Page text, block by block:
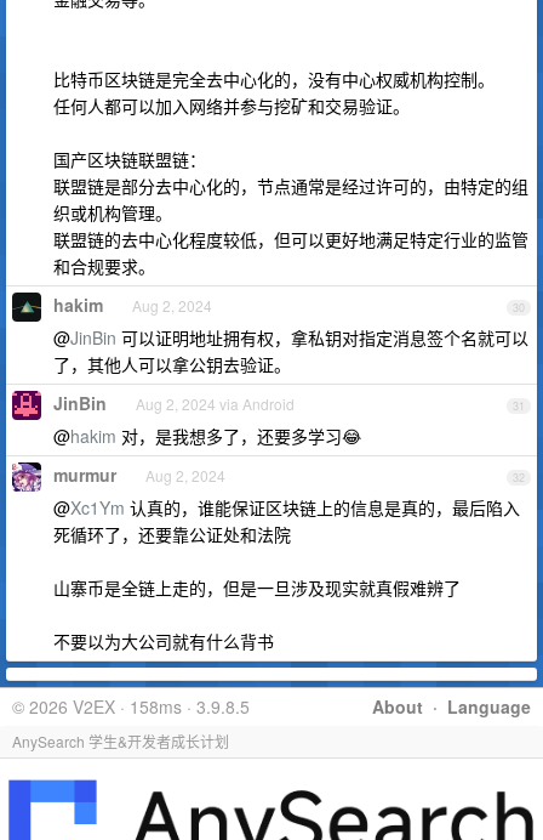
比特币区块链是完全去中心化的，没有中心权威机构控制。
任何人都可以加入网络并参与挖矿和交易验证。
国产区块链联盟链：
联盟链是部分去中心化的，节点通常是经过许可的，由特定的组
织或机构管理。
联盟链的去中心化程度较低，但可以更好地满足特定行业的监管
和合规要求。
30
hakim Aug 2, 2024
@JinBin 可以证明地址拥有权，拿私钥对指定消息签个名就可以
了，其他人可以拿公钥去验证。
31
JinBin Aug 2, 2024 via Android
@hakim 对，是我想多了，还要多学习😂
32
murmur Aug 2, 2024
@Xc1Ym 认真的，谁能保证区块链上的信息是真的，最后陷入
死循环了，还要靠公证处和法院
山寨币是全链上走的，但是一旦涉及现实就真假难辨了
不要以为大公司就有什么背书
About · Language
© 2026 V2EX · 158ms · 3.9.8.5
AnySearch 学生&开发者成长计划